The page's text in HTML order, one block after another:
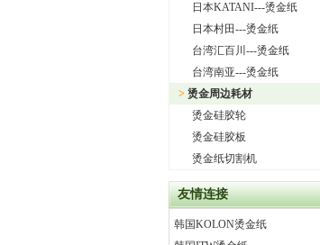
日本KATANI---烫金纸
日本村田---烫金纸
台湾汇百川---烫金纸
台湾南亚---烫金纸
> 烫金周边耗材
烫金硅胶轮
烫金硅胶板
烫金纸切割机
友情连接
韩国KOLON烫金纸